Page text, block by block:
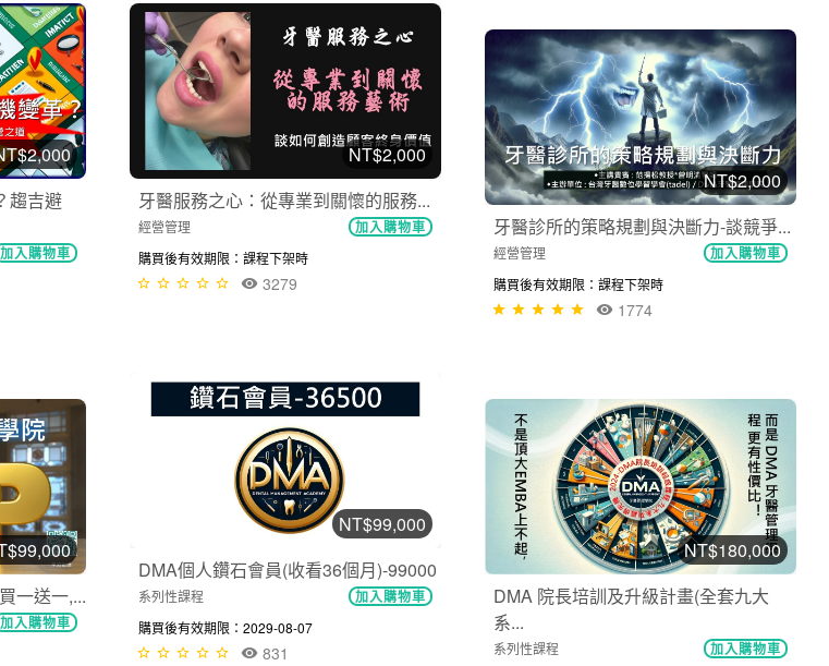
趨吉避
加入購物車
NT$2,000
牙醫服務之心：從專業到關懷的服務...
經營管理 加入購物車
購買後有效期限：課程下架時
3279
NT$2,000
牙醫診所的策略規劃與決斷力-談競爭...
經營管理 加入購物車
購買後有效期限：課程下架時
1774
NT$99,000
DMA個人鑽石會員(收看36個月)-99000
系列性課程 加入購物車
購買後有效期限：2029-08-07
831
一送一,...
加入購物車
NT$180,000
DMA 院長培訓及升級計畫(全套九大
系...
系列性課程 加入購物車